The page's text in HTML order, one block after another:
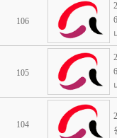
106
105
104